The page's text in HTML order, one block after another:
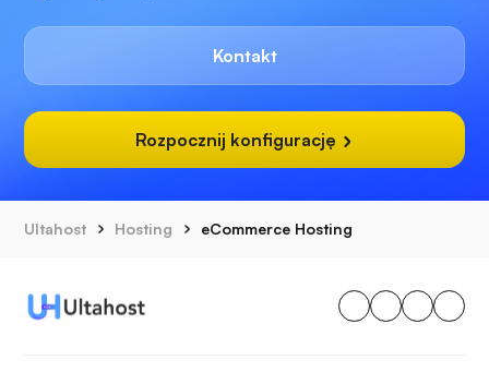
Kontakt
Rozpocznij konfigurację
Ultahost Hosting eCommerce Hosting